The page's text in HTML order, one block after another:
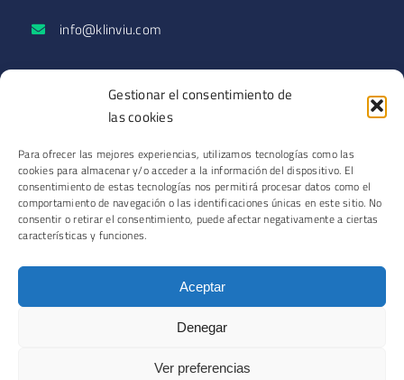
Gestionar el consentimiento de
las cookies
Para ofrecer las mejores experiencias, utilizamos tecnologías como las
cookies para almacenar y/o acceder a la información del dispositivo. El
consentimiento de estas tecnologías nos permitirá procesar datos como el
comportamiento de navegación o las identificaciones únicas en este sitio. No
consentir o retirar el consentimiento, puede afectar negativamente a ciertas
características y funciones.
Aceptar
Denegar
Ver preferencias
info@klinviu.com
Solicitar demo
Podcast
Contacto
© Copyright 2026 | Romero Park Operations SL